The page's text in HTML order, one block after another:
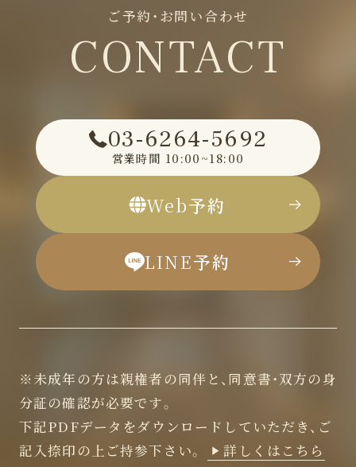
ご予約・お問い合わせ
CONTACT
03-6264-5692
営業時間 10:00~18:00
Web予約
LINE予約
※未成年の方は親権者の同伴と、同意書・双方の身
分証の確認が必要です。
下記PDFデータをダウンロードしていただき、ご
記入捺印の上ご持参下さい。
詳しくはこちら